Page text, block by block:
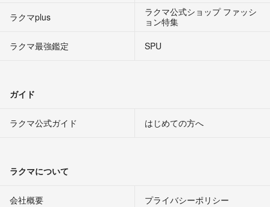
ラクマplus
ラクマ公式ショップ ファッシ
ョン特集
ラクマ最強鑑定
SPU
ガイド
ラクマ公式ガイド はじめての方へ
ラクマについて
会社概要 プライバシーポリシー